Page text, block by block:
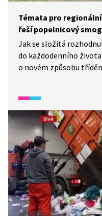
Témata pro
řeší popelnicový smog
Jak se složitá
do každodenního
o novém způsobu
omezit skládkování a
v ulicích. Video
užívaného v médiích
používají chytlavé
tématu veřejnosti) a
(proč se zrovna z
Téma zároveň žáky
úkolu: zjistit, jaká
v jejich vlastní obci.